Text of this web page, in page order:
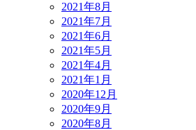
2021年8月
2021年7月
2021年6月
2021年5月
2021年4月
2021年1月
2020年12月
2020年9月
2020年8月